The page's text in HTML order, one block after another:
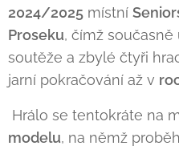
2024/2025 místní
Proseku, čímž současně
soutěže a zbylé čtyři
jarní pokračování až v
Hrálo se tentokráte na
modelu, na němž